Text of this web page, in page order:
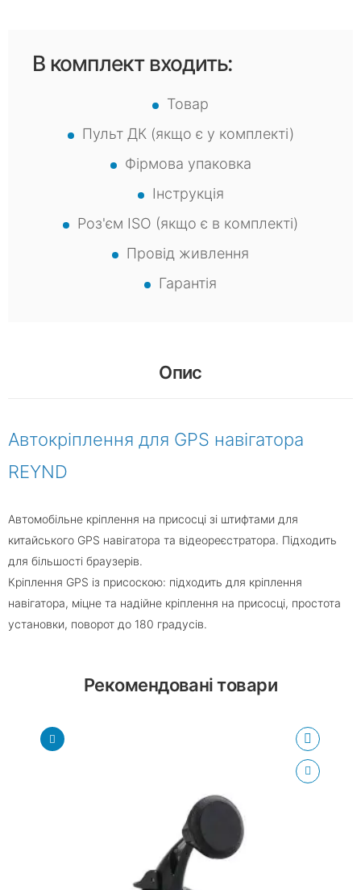
В комплект входить:
Товар
Пульт ДК (якщо є у комплекті)
Фірмова упаковка
Інструкція
Роз'єм ISO (якщо є в комплекті)
Провід живлення
Гарантія
Опис
Автокріплення для GPS навігатора
REYND
Автомобільне кріплення на присосці зі штифтами для
китайського GPS навігатора та відеореєстратора. Підходить
для більшості браузерів.
Кріплення GPS із присоскою: підходить для кріплення
навігатора, міцне та надійне кріплення на присосці, простота
установки, поворот до 180 градусів.
Рекомендовані товари